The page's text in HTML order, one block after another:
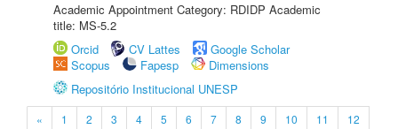
Academic Appointment Category: RDIDP Academic
title: MS-5.2
Orcid
CV Lattes
Google Scholar
Scopus
Fapesp
Dimensions
Repositório Institucional UNESP
« 1 2 3 4 5 6 7 8 9 10 11
12